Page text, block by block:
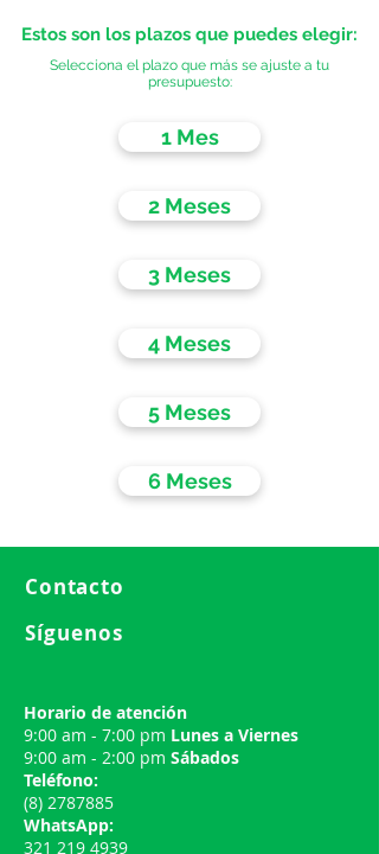
Estos son los plazos que puedes elegir:
Selecciona el plazo que más se ajuste a tu
presupuesto:
1 Mes
2 Meses
3 Meses
4 Meses
5 Meses
6 Meses
Contacto
Síguenos
Horario de atención
9:00 am - 7:00 pm Lunes a Viernes
9:00 am - 2:00 pm Sábados
Teléfono:
(8) 2787885
WhatsApp:
321 219 4939